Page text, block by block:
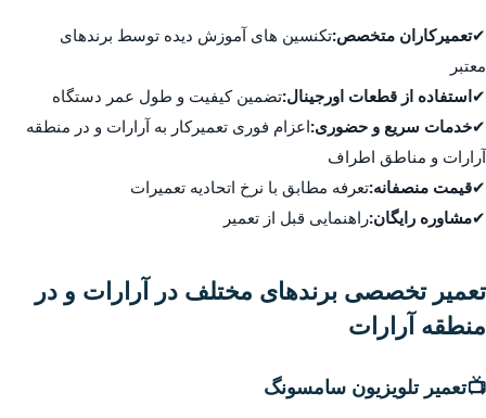
✔تعمیرکاران متخصص:تکنسین های آموزش دیده توسط برندهای
معتبر
✔استفاده از قطعات اورجینال:تضمین کیفیت و طول عمر دستگاه
✔خدمات سریع و حضوری:اعزام فوری تعمیرکار به آرارات و در منطقه
آرارات و مناطق اطراف
✔قیمت منصفانه:تعرفه مطابق با نرخ اتحادیه تعمیرات
✔مشاوره رایگان:راهنمایی قبل از تعمیر
تعمیر تخصصی برندهای مختلف در آرارات و در
منطقه آرارات
📺تعمیر تلویزیون سامسونگ